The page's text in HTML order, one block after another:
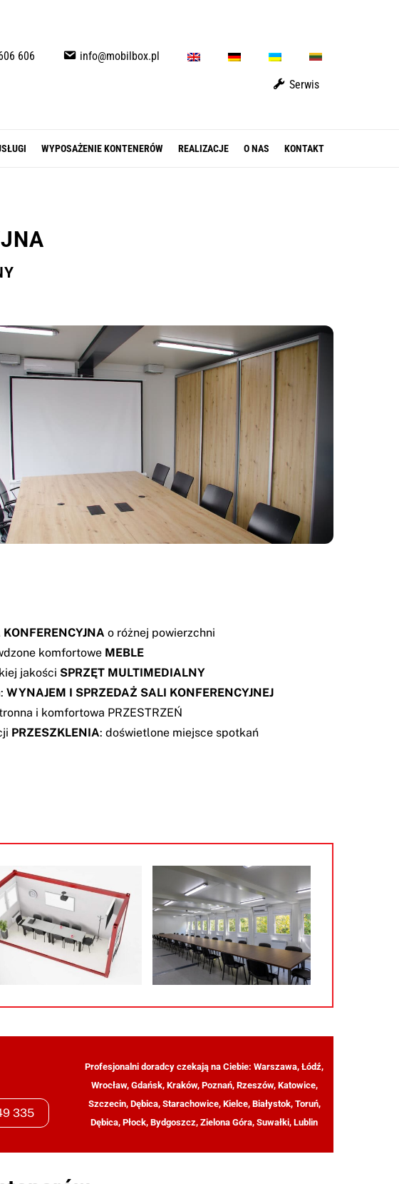
WYPOSAŻENIE KONTENERÓW REALIZACJE O NAS KONTAKT
606 info@mobilbox.pl
E
D
U
L
Serwis
o różnej powierzchni
komfortowe MEBLE
jakości SPRZĘT MULTIMEDIALNY
WYNAJEM I SPRZEDAŻ SALI KONFERENCYJNEJ
i komfortowa PRZESTRZEŃ
PRZESZKLENIA: doświetlone miejsce spotkań
335
Profesjonalni doradcy czekają na Ciebie: Warszawa, Łódź,
Wrocław, Gdańsk, Kraków, Poznań, Rzeszów, Katowice,
Szczecin, Dębica, Starachowice, Kielce, Białystok, Toruń,
Dębica, Płock, Bydgoszcz, Zielona Góra, Suwałki, Lublin